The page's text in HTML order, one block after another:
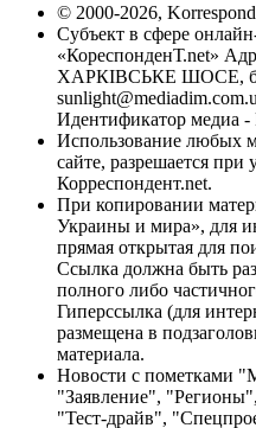
© 2000-2026,
Субъект в сфере
«КореспонденТ.net»
ХАРКІВСЬКЕ ШОСЕ,
Идентификатор медиа -
Использование любых
сайте, разрешается при
Корреспондент.net.
При копировании
Украины и мира», для
прямая открытая для
Ссылка должна быть
полного либо
Гиперссылка (для
размещена в
материала.
Новости с пометками
"Заявление",
"Тест-драйв",